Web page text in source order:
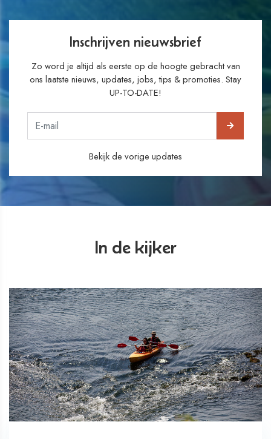
Inschrijven nieuwsbrief
Zo word je altijd als eerste op de hoogte gebracht van
ons laatste nieuws, updates, jobs, tips & promoties. Stay
UP-TO-DATE!
Bekijk de vorige updates
In de kijker